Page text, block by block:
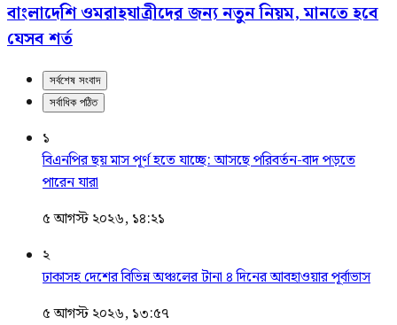
বাংলাদেশি ওমরাহযাত্রীদের জন্য নতুন নিয়ম, মানতে হবে
যেসব শর্ত
সর্বশেষ সংবাদ
সর্বাধিক পঠিত
১
বিএনপির ছয় মাস পূর্ণ হতে যাচ্ছে: আসছে পরিবর্তন-বাদ পড়তে
পারেন যারা
৫ আগস্ট ২০২৬, ১৪:২১
২
ঢাকাসহ দেশের বিভিন্ন অঞ্চলের টানা ৪ দিনের আবহাওয়ার পূর্বাভাস
৫ আগস্ট ২০২৬, ১৩:৫৭